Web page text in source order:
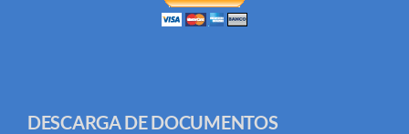
DESCARGA DE DOCUMENTOS